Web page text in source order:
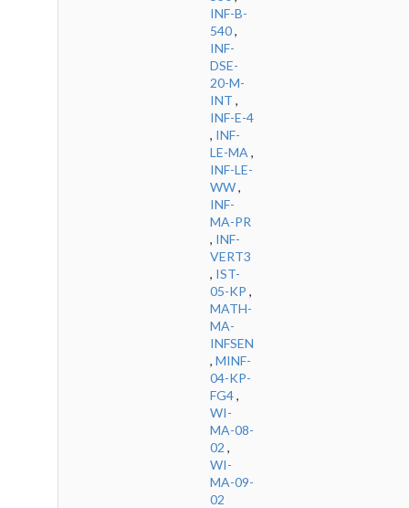
INF-B-
540,
INF-
DSE-
20-M-
INT ,
INF-E-4
, INF-
LE-MA ,
INF-LE-
WW,
INF-
MA-PR
, INF-
VERT3
, IST-
05-KP ,
MATH-
MA-
INFSEN
, MINF-
04-KP-
FG4,
WI-
MA-08-
02 ,
WI-
MA-09-
02